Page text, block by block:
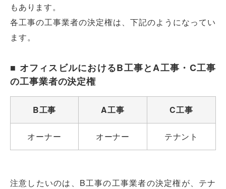
もあります。
各工事の工事業者の決定権は、下記のようになってい
ます。
■ オフィスビルにおけるB工事とA工事・C工事
の工事業者の決定権
B工事 A工事 C工事
オーナー オーナー テナント
注意したいのは、B工事の工事業者の決定権が、テナ